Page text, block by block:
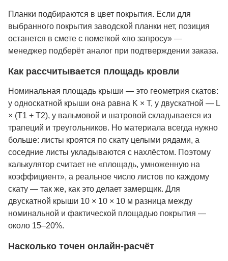
Планки подбираются в цвет покрытия. Если для
выбранного покрытия заводской планки нет, позиция
останется в смете с пометкой «по запросу» —
менеджер подберёт аналог при подтверждении заказа.
Как рассчитывается площадь кровли
Номинальная площадь крыши — это геометрия скатов:
у односкатной крыши она равна K × T, у двускатной — L
× (T1 + T2), у вальмовой и шатровой складывается из
трапеций и треугольников. Но материала всегда нужно
больше: листы кроятся по скату целыми рядами, а
соседние листы укладываются с нахлёстом. Поэтому
калькулятор считает не «площадь, умноженную на
коэффициент», а реальное число листов по каждому
скату — так же, как это делает замерщик. Для
двускатной крыши 10 × 10 × 10 м разница между
номинальной и фактической площадью покрытия —
около 15–20%.
Насколько точен онлайн-расчёт